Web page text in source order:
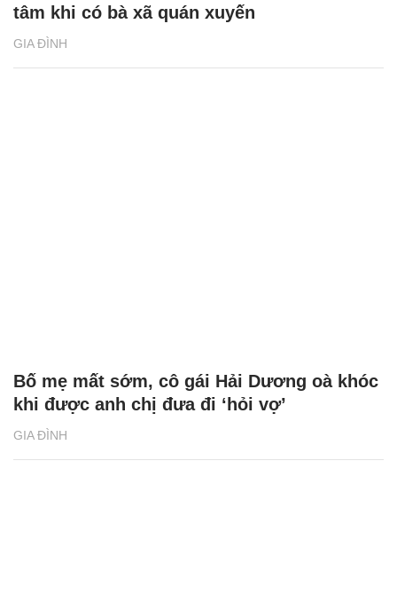
GIA ĐÌNH
tâm khi có bà xã quán xuyến
GIA ĐÌNH
Bố mẹ mất sớm, cô gái Hải Dương oà khóc
khi được anh chị đưa đi ‘hỏi vợ’